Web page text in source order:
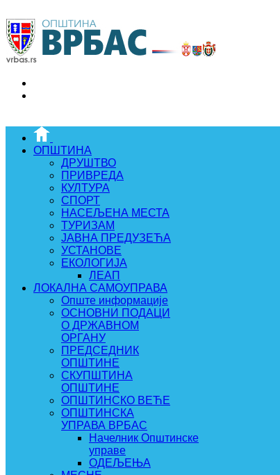
ОПШТИНА
ДРУШТВО
ПРИВРЕДА
КУЛТУРА
СПОРТ
НАСЕЉЕНА МЕСТА
ТУРИЗАМ
ЈАВНА ПРЕДУЗЕЋА
УСТАНОВЕ
ЕКОЛОГИЈА
ЛЕАП
ЛОКАЛНА САМОУПРАВА
Опште информације
ОСНОВНИ ПОДАЦИ
О ДРЖАВНОМ
ОРГАНУ
ПРЕДСЕДНИК
ОПШТИНЕ
СКУПШТИНА
ОПШТИНЕ
ОПШТИНСКО ВЕЋЕ
ОПШТИНСКА
УПРАВА ВРБАС
Начелник Општинске
управе
ОДЕЉЕЊА